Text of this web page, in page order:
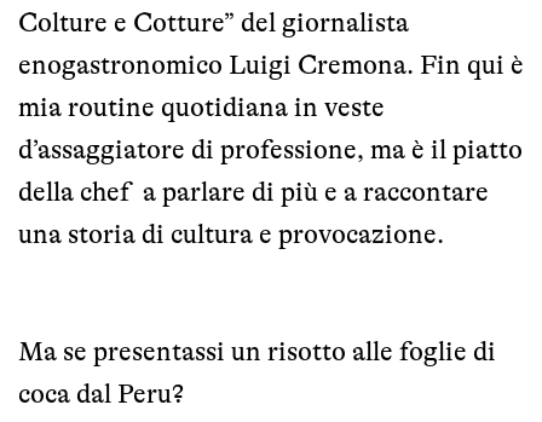
Colture e Cotture” del giornalista
enogastronomico Luigi Cremona. Fin qui è
mia routine quotidiana in veste
d’assaggiatore di professione, ma è il piatto
della chef a parlare di più e a raccontare
una storia di cultura e provocazione.
Ma se presentassi un risotto alle foglie di
coca dal Peru?